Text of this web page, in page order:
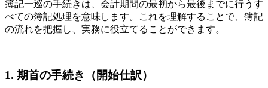
簿記一巡の手続きは、会計期間の最初から最後までに行うす
べての簿記処理を意味します。これを理解することで、簿記
の流れを把握し、実務に役立てることができます。
1. 期首の手続き（開始仕訳）